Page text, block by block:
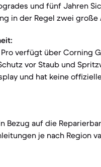
und fünf Jahren
in der Regel zwei
Pro verfügt über Corning
vor Staub und
und hat keine
Bezug auf die
je nach Region